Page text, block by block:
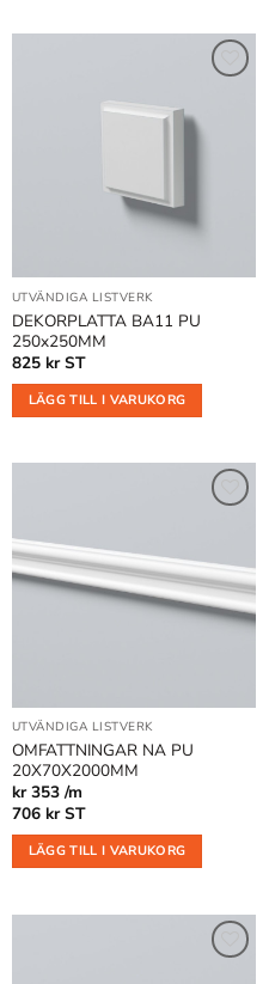
Lägg till
UTVÄNDIGA LISTVERK
DEKORPLATTA BA11 PU
250x250MM
825 kr ST
LÄGG TILL I VARUKORG
i
önskelistan
UTVÄNDIGA LISTVERK
OMFATTNINGAR NA PU
20X70X2000MM
kr 353 /m
706 kr ST
LÄGG TILL I VARUKORG